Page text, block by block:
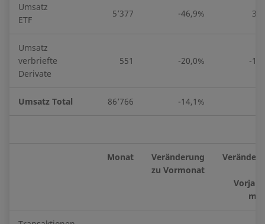
Umsatz
ETF
5’377 -46,9%
Umsatz
verbriefte
Derivate
551 -20,0% -
Umsatz Total 86’766 -14,1%
Monat
Veränderung
zu Vormonat